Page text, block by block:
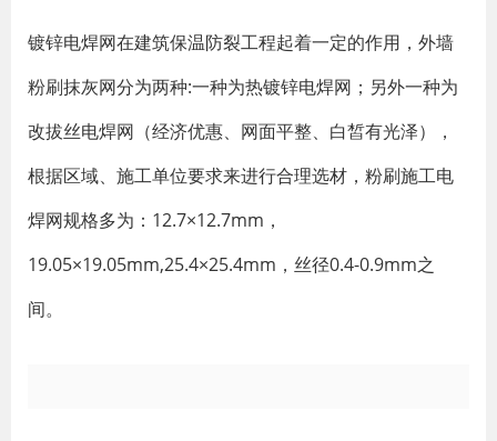
镀锌电焊网在建筑保温防裂工程起着一定的作用，外墙
粉刷抹灰网分为两种:一种为热镀锌电焊网；另外一种为
改拔丝电焊网（经济优惠、网面平整、白皙有光泽），
根据区域、施工单位要求来进行合理选材，粉刷施工电
焊网规格多为：12.7×12.7mm，
19.05×19.05mm,25.4×25.4mm，丝径0.4-0.9mm之
间。